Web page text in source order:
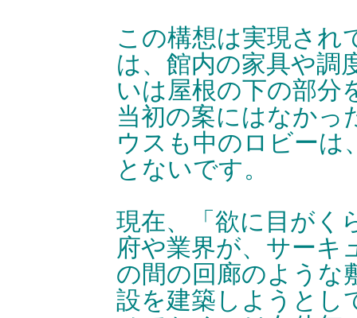
この構想は実現され
は、館内の家具や調
いは屋根の下の部分
当初の案にはなかっ
ウスも中のロビーは
とないです。
現在、「欲に目がく
府や業界が、サーキ
の間の回廊のような
設を建築しようとし